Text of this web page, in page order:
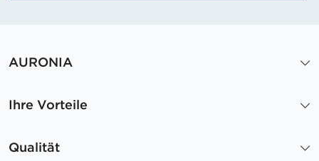
AURONIA
Ihre Vorteile
Qualität